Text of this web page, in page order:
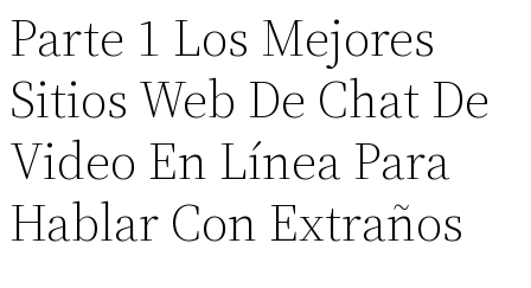
Parte 1 Los Mejores
Sitios Web De Chat De
Video En Línea Para
Hablar Con Extraños